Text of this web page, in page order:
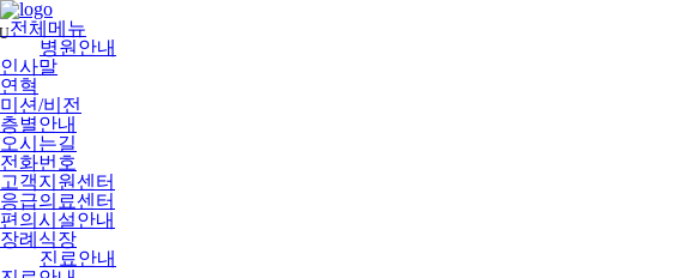
메
뉴
너
뛰
기
전체메뉴
병원안내
인사말
연혁
미션/비전
층별안내
오시는길
전화번호
고객지원센터
응급의료센터
편의시설안내
장례식장
진료안내